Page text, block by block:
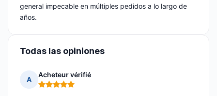
general impecable en múltiples pedidos a lo largo de
años.
Todas las opiniones
A
Acheteur vérifié
Nota: 5 de 5